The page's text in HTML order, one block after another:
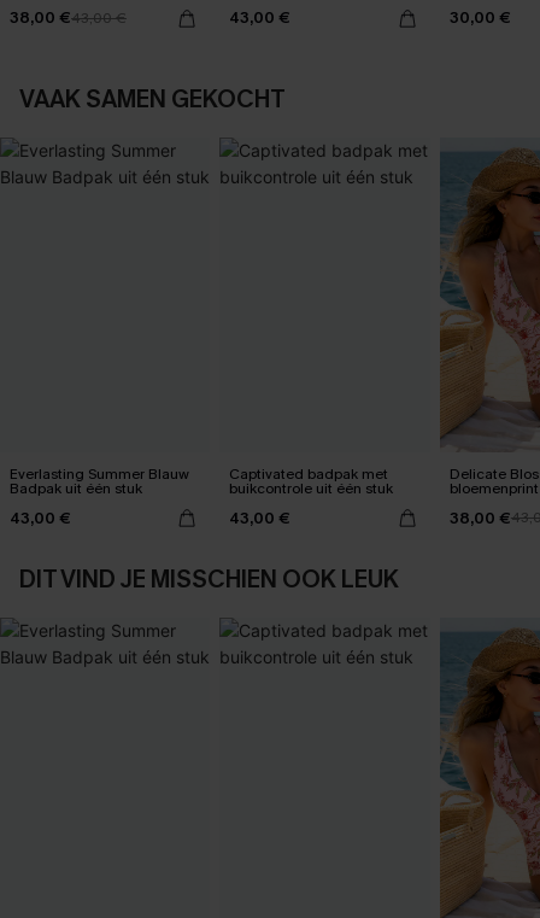
38,00 €43,00 € 43,00 € 30,00 €
VAAK SAMEN GEKOCHT
Everlasting Summer Blauw
Badpak uit één stuk
43,00 €
Captivated badpak met
buikcontrole uit één stuk
43,00 €
Delicate
38,00 €
DIT VIND JE MISSCHIEN OOK LEUK